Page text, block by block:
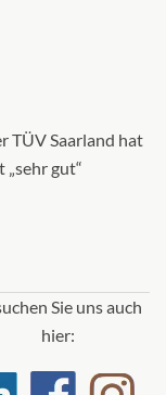
TÜV Saarland hat
gut“
Sie uns auch
hier: